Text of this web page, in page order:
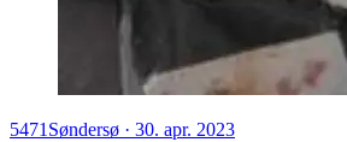
5471 Søndersø · 30. apr. 2023